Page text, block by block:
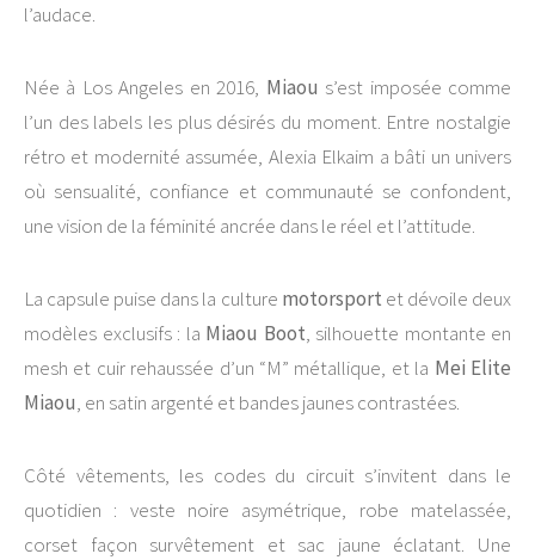
l’audace.
Née à Los Angeles en 2016, Miaou s’est imposée comme
l’un des labels les plus désirés du moment. Entre nostalgie
rétro et modernité assumée, Alexia Elkaim a bâti un univers
où sensualité, confiance et communauté se confondent,
une vision de la féminité ancrée dans le réel et l’attitude.
La capsule puise dans la culture motorsport et dévoile deux
modèles exclusifs : la Miaou Boot, silhouette montante en
mesh et cuir rehaussée d’un “M” métallique, et la Mei Elite
Miaou, en satin argenté et bandes jaunes contrastées.
Côté vêtements, les codes du circuit s’invitent dans le
quotidien : veste noire asymétrique, robe matelassée,
corset façon survêtement et sac jaune éclatant. Une